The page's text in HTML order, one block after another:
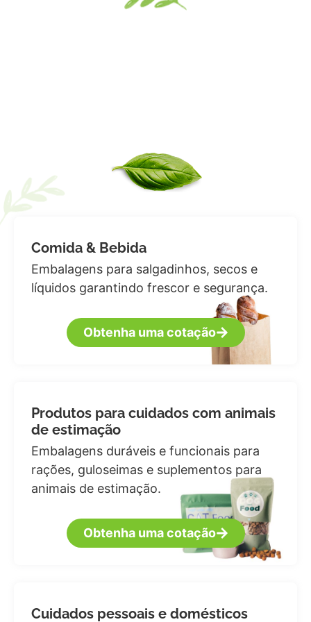
Comida & Bebida
Embalagens para salgadinhos, secos e
líquidos garantindo frescor e segurança.
Obtenha uma cotação
Produtos para cuidados com animais
de estimação
Embalagens duráveis e funcionais para
rações, guloseimas e suplementos para
animais de estimação.
Obtenha uma cotação
Cuidados pessoais e domésticos